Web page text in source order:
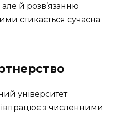
але й розв’язанню
стикається сучасна
університет
з численними